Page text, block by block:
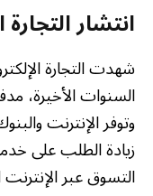
انتشار التجارة
شهدت التجارة
السنوات الأخيرة،
وتوفر الإنترنت
زيادة الطلب على
التسوق عبر